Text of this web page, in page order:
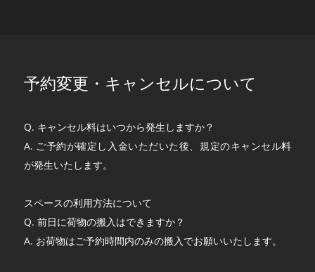
予約変更・キャンセルについて
Q. キャンセル料はいつから発生しますか？
A. ご予約が確定し入金いただいた後、規定のキャンセル料
が発生いたします。
スペースの利用方法について
Q. 前日に荷物の搬入はできますか？
A. お荷物はご予約時間内のみの搬入でお願いいたします。